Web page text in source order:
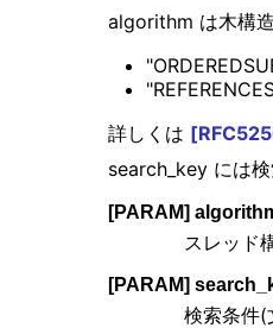
algorithm は木構
詳しくは
search_key には
[PARAM]
スレッド
[PARAM]
検索条件(